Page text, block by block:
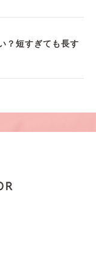
？短すぎても長す